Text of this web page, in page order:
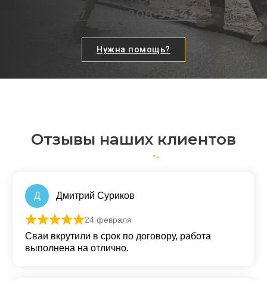
+7 (925) 208-97-42
Нужна помощь?
Отзывы наших клиентов
Д Дмитрий Суриков
Оценка из 5
24 февраля
Сваи вкрутили в срок по договору, работа
выполнена на отлично.